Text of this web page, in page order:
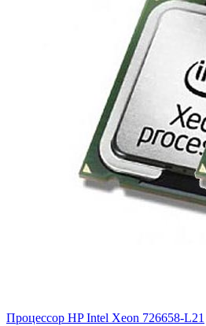
Процессор HP Intel Xeon 726658-L21